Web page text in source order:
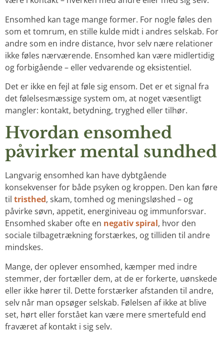
Ensomhed kan tage mange former. For nogle føles den
som et tomrum, en stille kulde midt i andres selskab. For
andre som en indre distance, hvor selv nære relationer
ikke føles nærværende. Ensomhed kan være midlertidig
og forbigående – eller vedvarende og eksistentiel.
Det er ikke en fejl at føle sig ensom. Det er et signal fra
det følelsesmæssige system om, at noget væsentligt
mangler: kontakt, betydning, tryghed eller tilhør.
Hvordan ensomhed
påvirker mental sundhed
Langvarig ensomhed kan have dybtgående
konsekvenser for både psyken og kroppen. Den kan føre
til tristhed, skam, tomhed og meningsløshed – og
påvirke søvn, appetit, energiniveau og immunforsvar.
Ensomhed skaber ofte en negativ spiral, hvor den
sociale tilbagetrækning forstærkes, og tilliden til andre
mindskes.
Mange, der oplever ensomhed, kæmper med indre
stemmer, der fortæller dem, at de er forkerte, uønskede
eller ikke hører til. Dette forstærker afstanden til andre,
selv når man opsøger selskab. Følelsen af ikke at blive
set, hørt eller forstået kan være mere smertefuld end
fraværet af kontakt i sig selv.